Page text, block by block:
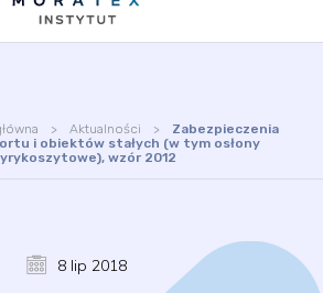
Aktualności
Zabezpieczenia
i obiektów stałych (w tym osłony
wzór 2012
8 lip 2018